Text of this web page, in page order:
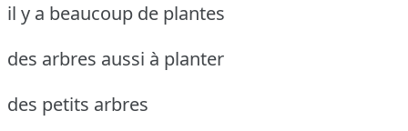
il y a beaucoup de plantes
des arbres aussi à planter
des petits arbres